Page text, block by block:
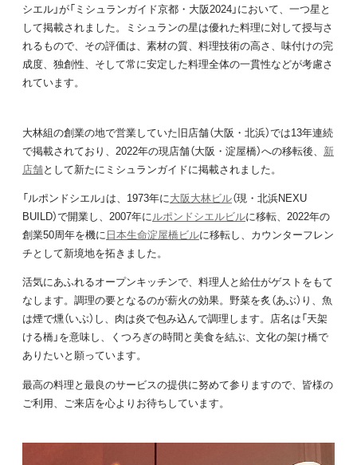
シエル」が「ミシュランガイド京都・大阪2024」において、一つ星と
して掲載されました。ミシュランの星は優れた料理に対して授与さ
れるもので、その評価は、素材の質、料理技術の高さ、味付けの完
成度、独創性、そして常に安定した料理全体の一貫性などが考慮さ
れています。
大林組の創業の地で営業していた旧店舗（大阪・北浜）では13年連続
で掲載されており、2022年の現店舗（大阪・淀屋橋）への移転後、 新
店舗として新たにミシュランガイドに掲載されました。
「ルポンドシエル」は、1973年に大阪大林ビル（現・北浜NEXU
BUILD）で開業し、2007年にルポンドシエルビルに移転、2022年の
創業50周年を機に日本生命淀屋橋ビルに移転し、カウンターフレン
チとして新境地を拓きました。
活気にあふれるオープンキッチンで、料理人と給仕がゲストをもて
なします。調理の要となるのが薪火の効果。野菜を炙（あぶ）り、魚
は煙で燻（いぶ）し、肉は炎で包み込んで調理します。店名は「天架
ける橋」を意味し、くつろぎの時間と美食を結ぶ、文化の架け橋で
ありたいと願っています。
最高の料理と最良のサービスの提供に努めて参りますので、皆様の
ご利用、ご来店を心よりお待ちしています。